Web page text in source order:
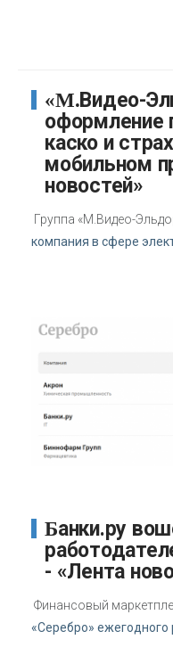
«М.Видео-Эльдорадо» начало
оформление
каско и
мобильном
новостей»
Группа «М.Видео-
компания в сфере
Банки.ру вошел в рейтинг лучших
- «Лента
Финансовый
«Серебро» ежегодного